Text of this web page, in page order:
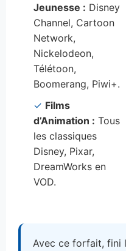
Jeunesse : Disney
Channel, Cartoon
Network,
Nickelodeon,
Télétoon,
Boomerang, Piwi+.
✓ Films
d’Animation : Tous
les classiques
Disney, Pixar,
DreamWorks en
VOD.
Avec ce forfait, fini